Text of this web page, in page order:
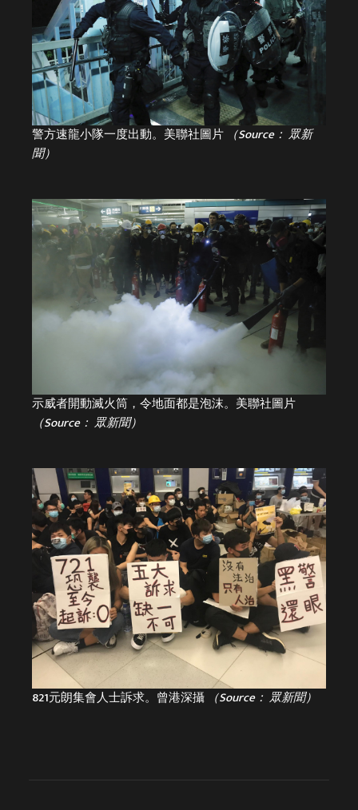
警方速龍小隊一度出動。美聯社圖片 （Source： 眾新
聞）
示威者開動滅火筒，令地面都是泡沫。美聯社圖片
（Source： 眾新聞）
821元朗集會人士訴求。曾港深攝 （Source： 眾新聞）